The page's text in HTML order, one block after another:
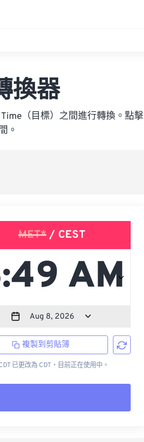
換器
（目標）之間進行轉換。點擊
。
MET* / CEST
複製到剪貼簿
已更改為 CDT，目前正在使用中。